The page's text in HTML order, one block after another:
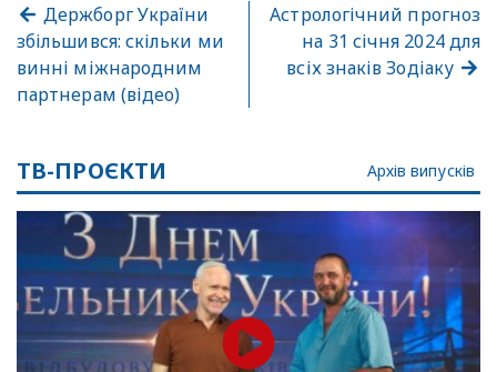
Держборг України
збільшився: скільки ми
винні міжнародним
партнерам (відео)
Астрологічний прогноз
на 31 січня 2024 для
всіх знаків Зодіаку
ТВ-ПРОЄКТИ Архів випусків